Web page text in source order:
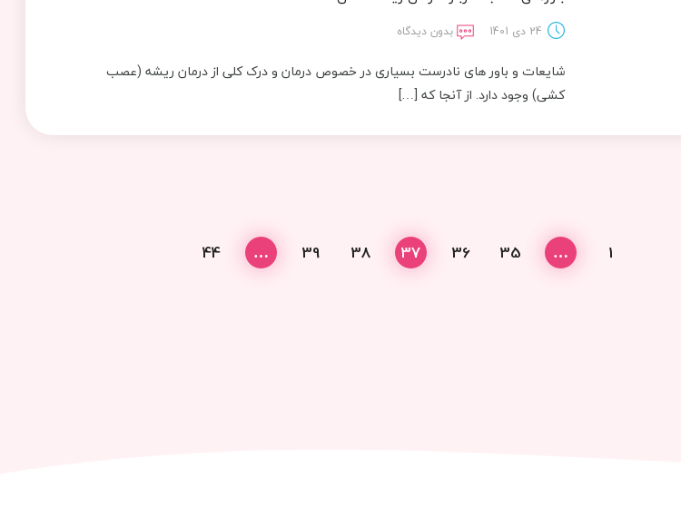
24 دی 1401 بدون دیدگاه
شایعات و باور های نادرست بسیاری در خصوص درمان و درک کلی از درمان ریشه (عصب
کشی) وجود دارد. از آنجا که […]
1
…
35
36
37
38
39
…
44